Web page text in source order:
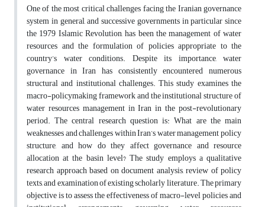
One of the most critical challenges facing the Iranian governance
system in general, and successive governments in particular since
the 1979 Islamic Revolution, has been the management of water
resources and the formulation of policies appropriate to the
country’s water conditions. Despite its importance, water
governance in Iran has consistently encountered numerous
structural and institutional challenges. This study examines the
macro-policymaking framework and the institutional structure of
water resources management in Iran in the post-revolutionary
period. The central research question is: What are the main
weaknesses and challenges within Iran’s water management policy
structure, and how do they affect governance and resource
allocation at the basin level? The study employs a qualitative
research approach based on document analysis, review of policy
texts, and examination of existing scholarly literature. The primary
objective is to assess the effectiveness of macro-level policies and